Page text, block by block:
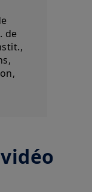
de